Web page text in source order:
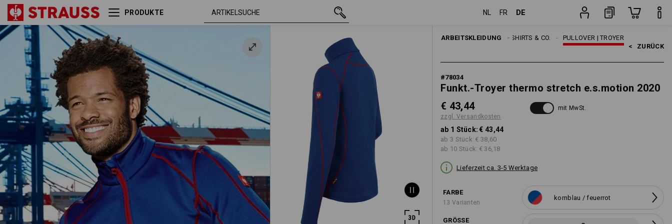
PRODUKTE NL FR DE
ARBEITSKLEIDUNG PULLOVER | TROYER
SHIRTS & CO.
HERREN
< ZURÜCK
#78034
Funkt.-Troyer thermo stretch e.s.motion 2020
€ 43,44
zzgl. Versandkosten
mit MwSt.
ab 1 Stück: € 43,44
ab 3 Stück: € 38,60
ab 10 Stück: € 36,18
Lieferzeit ca. 3-5 Werktage
FARBE
13 Varianten
kornblau / feuerrot
GRÖSSE
Funkt.-Troyer thermo
stretch e.s.motion 2020
S